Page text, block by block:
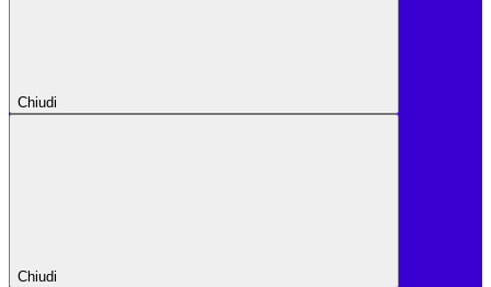
Chiudi
Chiudi